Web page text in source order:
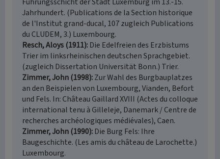
Jahrhundert. (Publications de la Section historique
de l'Institut grand-ducal, 107 zugleich Publications
du CLUDEM, 3.) Luxembourg.
Resch, Aloys (1911) Die Edelfreien des Erzbistums
Trier im linksrheinischen deutschen Sprachgebiet.
(zugleich Dissertation Universität Bonn.) Trier.
Zimmer, John (1998) Zur Wahl des Burgbauplatzes
an den Beispielen von Luxembourg, Vianden, Befort
und Fels. In: Château Gaillard XVIII (Actes du colloque
international tenu à Gilleleje, Danemark / Centre de
recherches archéologiques médiévales), Caen.
Zimmer, John (1990) Die Burg Fels: Ihre
Baugeschichte. (Les amis du château de Larochette.)
Luxembourg.